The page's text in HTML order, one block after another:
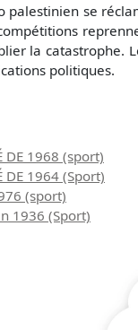
palestinien se
la catastrophe.
politiques.
DE 1968 (sport)
DE 1964 (Sport)
(sport)
1936 (Sport)